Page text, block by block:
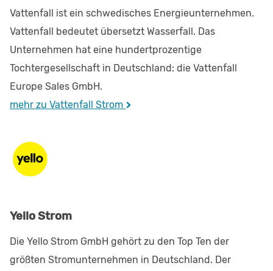
Vattenfall ist ein schwedisches Energieunternehmen.
Vattenfall bedeutet übersetzt Wasserfall. Das
Unternehmen hat eine hundertprozentige
Tochtergesellschaft in Deutschland: die Vattenfall
Europe Sales GmbH.
mehr zu Vattenfall Strom
Yello Strom
Die Yello Strom GmbH gehört zu den Top Ten der
größten Stromunternehmen in Deutschland. Der